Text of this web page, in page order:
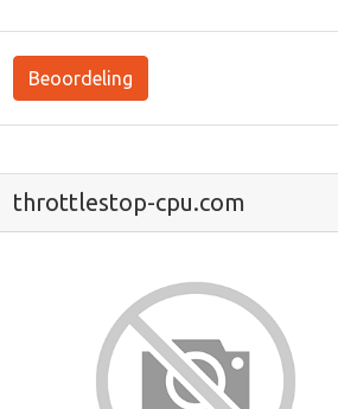
Beoordeling
throttlestop-cpu.com